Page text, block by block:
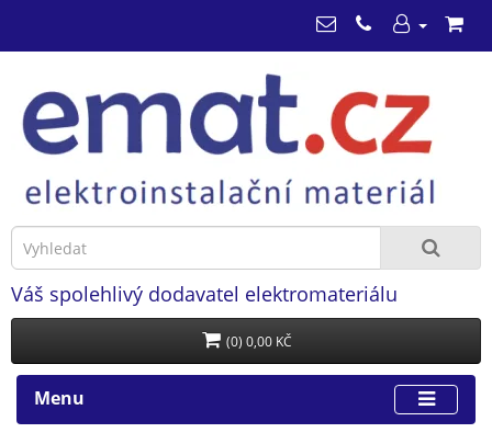
Váš spolehlivý dodavatel elektromateriálu
(0) 0,00 KČ
Menu